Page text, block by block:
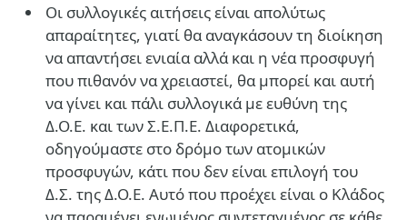
Οι συλλογικές αιτήσεις είναι απολύτως
απαραίτητες, γιατί θα αναγκάσουν τη διοίκηση
να απαντήσει ενιαία αλλά και η νέα προσφυγή
που πιθανόν να χρειαστεί, θα μπορεί και αυτή
να γίνει και πάλι συλλογικά με ευθύνη της
Δ.Ο.Ε. και των Σ.Ε.Π.Ε. Διαφορετικά,
οδηγούμαστε στο δρόμο των ατομικών
προσφυγών, κάτι που δεν είναι επιλογή του
Δ.Σ. της Δ.Ο.Ε. Αυτό που προέχει είναι ο Κλάδος